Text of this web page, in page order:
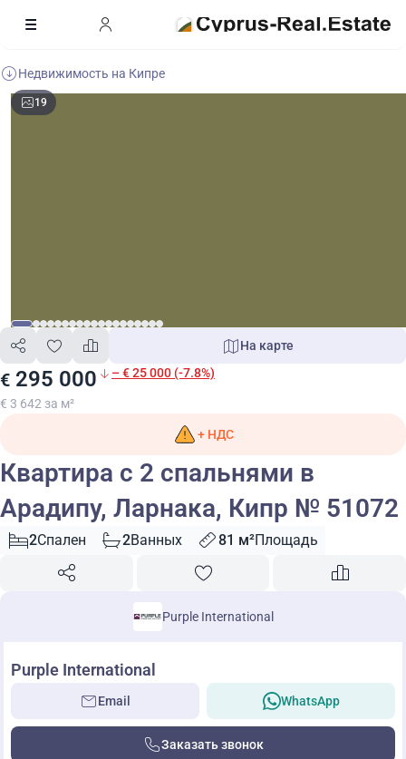
Недвижимость на Кипре
19
€ 295 000 – € 25 000 (-7.8%)
€ 3 642 за м²
На карте
+ НДС
Квартира с 2 спальнями в
Арадипу, Ларнака, Кипр № 51072
2Спален 2Ванных 81 м²Площадь
Purple International
Purple International
Email WhatsApp
Заказать звонок